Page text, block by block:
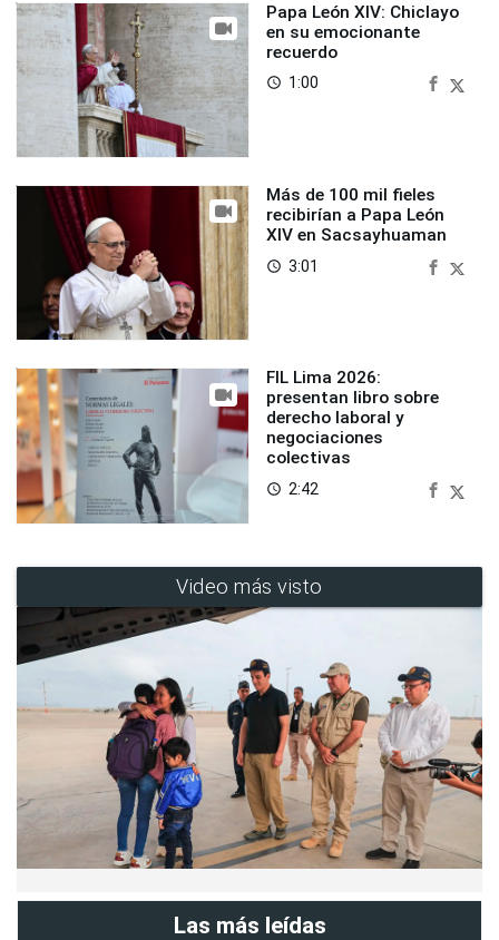
Papa León XIV: Chiclayo
en su emocionante
recuerdo
access_time 1:00
Más de 100 mil fieles
recibirían a Papa León
XIV en Sacsayhuaman
access_time 3:01
FIL Lima 2026:
presentan libro sobre
derecho laboral y
negociaciones
colectivas
access_time 2:42
Video más visto
Las más leídas